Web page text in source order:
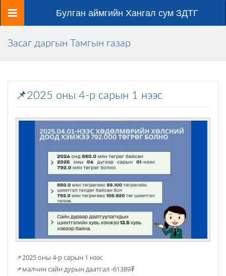
Цэс Булган аймгийн Хангал сум ЗДТГ
Засаг даргын Тамгын газар
📌2025 оны 4-р сарын 1 нээс
📌2025 оны 4-р сарын 1 нээс
📌малчин сайн дурын даатгал -61389₮